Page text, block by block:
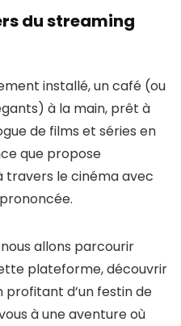
du streaming
installé, un café (ou
à la main, prêt à
de films et séries en
que propose
travers le cinéma avec
allons parcourir
plateforme, découvrir
d’un festin de
à une aventure où